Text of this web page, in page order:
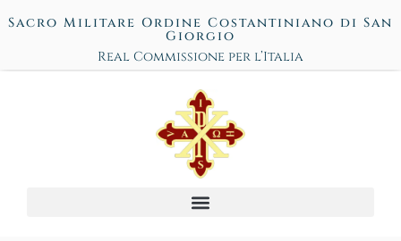
Sacro Militare Ordine Costantiniano di San
Giorgio
Real Commissione per l’Italia